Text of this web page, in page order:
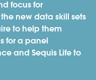
focus for
new data skill sets
to help them
for a panel
and Sequis Life to